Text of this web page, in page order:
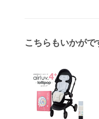
こちらもいかがで